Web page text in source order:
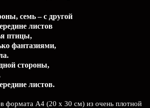
семь – с другой
листов
птицы,
фантазиями,
стороны,
листов.
формата А4 (20 х 30 см) из очень плотной